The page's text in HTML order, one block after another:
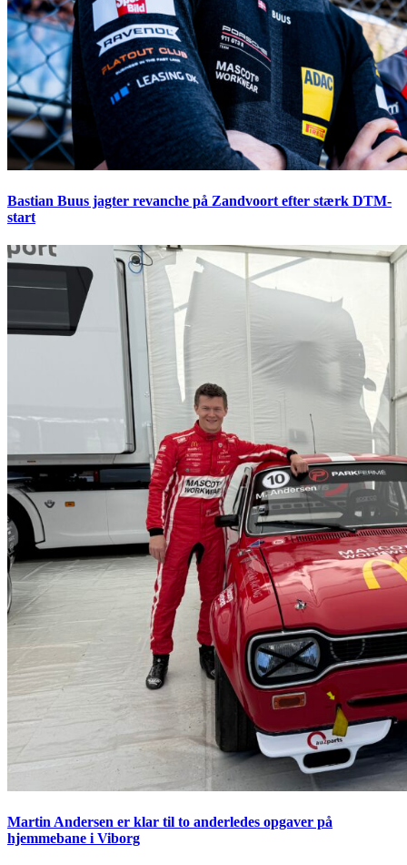
Bastian Buus jagter revanche på Zandvoort efter stærk DTM-
start
Martin Andersen er klar til to anderledes opgaver på
hjemmebane i Viborg